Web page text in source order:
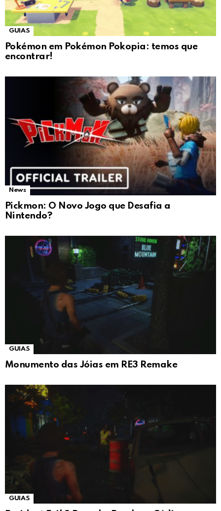
GUIAS
Pokémon em Pokémon Pokopia: temos que
encontrar!
News
Pickmon: O Novo Jogo que Desafia a
Nintendo?
GUIAS
Monumento das Jóias em RE3 Remake
GUIAS